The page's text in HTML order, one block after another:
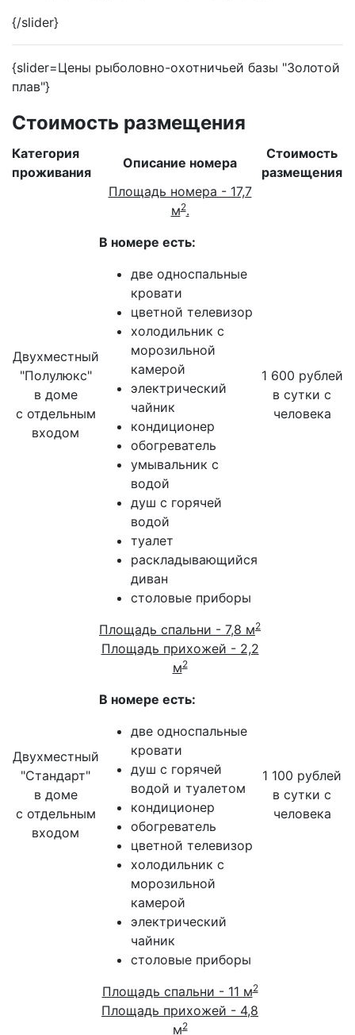
{/slider}
{slider=Цены рыболовно-охотничьей базы "Золотой
плав"}
Стоимость размещения
Категория
проживания
Описание номера
Стоимость
размещения
Двухместный
"Полулюкс"
в доме
с отдельным
входом
Площадь номера - 17,7
м2.
В номере есть:
две односпальные
кровати
цветной телевизор
холодильник с
морозильной
камерой
электрический
чайник
кондиционер
обогреватель
умывальник с
водой
душ с горячей
водой
туалет
раскладывающийся
диван
столовые приборы
1 600 рублей
в сутки с
человека
Двухместный
"Стандарт"
в доме
с отдельным
входом
Площадь спальни - 7,8 м2
Площадь прихожей - 2,2
м2
В номере есть:
две односпальные
кровати
душ с горячей
водой и туалетом
кондиционер
обогреватель
цветной телевизор
холодильник с
морозильной
камерой
электрический
чайник
столовые приборы
1 100 рублей
в сутки с
человека
Площадь спальни - 11 м2
Площадь прихожей - 4,8
м2